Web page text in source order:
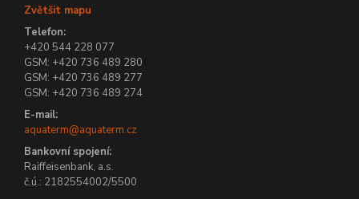
Zvětšit mapu
Telefon:
+420 544 228 077
GSM: +420 736 489 280
GSM: +420 736 489 277
GSM: +420 736 489 274
E-mail:
aquaterm@aquaterm.cz
Bankovní spojení:
Raiffeisenbank, a.s.
č.ú.: 2182554002/5500